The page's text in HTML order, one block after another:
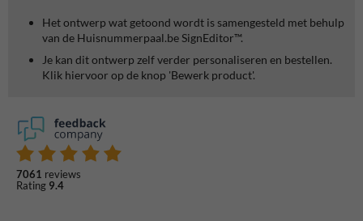
Het ontwerp wat getoond wordt is samengesteld met behulp
van de Huisnummerpaal.be SignEditor™.
Je kan dit ontwerp zelf verder personaliseren en bestellen.
Klik hiervoor op de knop 'Bewerk product'.
7061 reviews
Rating 9.4